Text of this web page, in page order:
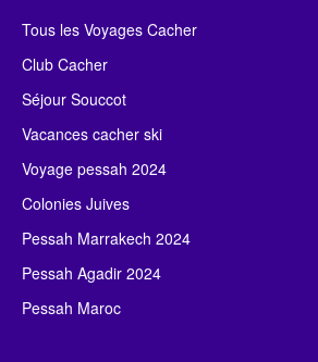
Tous les Voyages Cacher
Club Cacher
Séjour Souccot
Vacances cacher ski
Voyage pessah 2024
Colonies Juives
Pessah Marrakech 2024
Pessah Agadir 2024
Pessah Maroc